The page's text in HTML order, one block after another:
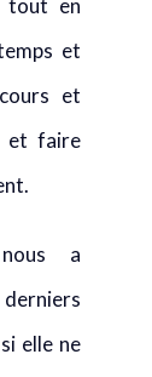
tout en
et
et
et faire
a
elle ne